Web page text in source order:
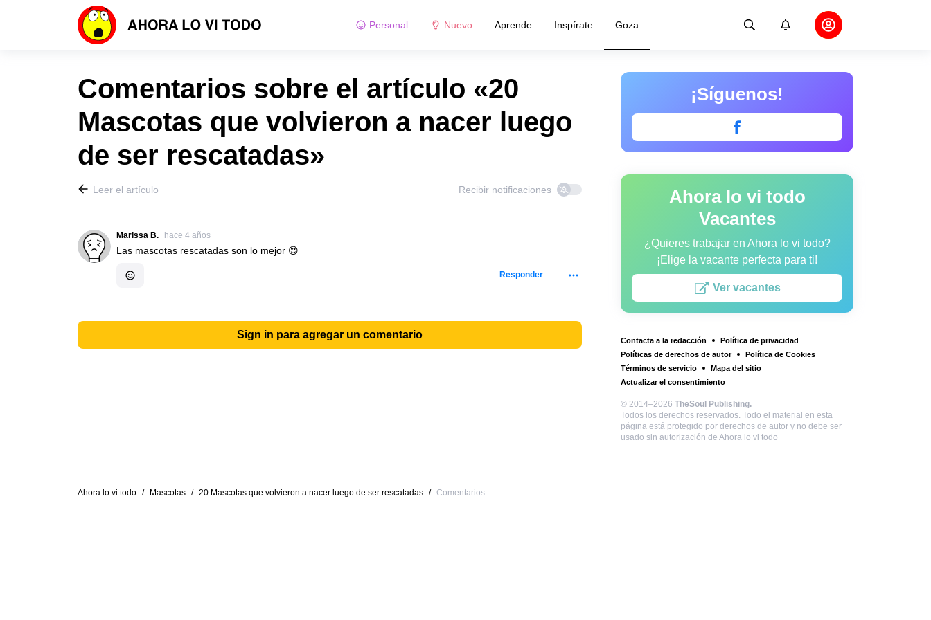
Personal Nuevo Aprende Inspírate Goza
¡Síguenos!
Ahora lo vi todo
Vacantes
¿Quieres trabajar en Ahora lo vi todo?
¡Elige la vacante perfecta para ti!
Ver vacantes
Contacta a la redacción
Política de privacidad
Políticas de derechos de autor
Política de Cookies
Términos de servicio
Mapa del sitio
Actualizar el consentimiento
© 2014–2026 TheSoul Publishing.
Todos los derechos reservados. Todo el material en esta
página está protegido por derechos de autor y no debe ser
usado sin autorización de Ahora lo vi todo
Comentarios sobre el artículo «20
Mascotas que volvieron a nacer luego
de ser rescatadas»
Leer el artículo Recibir notificaciones
Marissa B. hace 4 años
Las mascotas rescatadas son lo mejor 😍
Responder
Sign in para agregar un comentario
Ahora lo vi todo / Mascotas / 20 Mascotas que volvieron a nacer luego de ser rescatadas / Comentarios